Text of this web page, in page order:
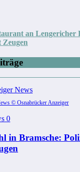
an Lengericher
Zeugen
© Osnabrücker Anzeiger
0
in Bramsche: